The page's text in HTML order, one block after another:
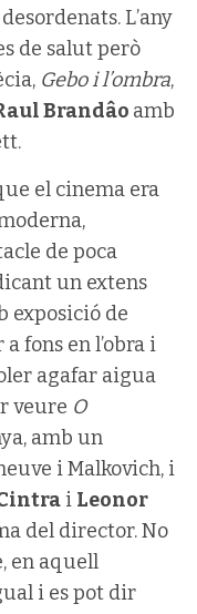
L’any
de salut però
Gebo i l’ombra,
Brandâo amb
el cinema era
de poca
un extens
exposició de
fons en l’obra i
agafar aigua
veure O
amb un
i Malkovich, i
i Leonor
del director. No
en aquell
i es pot dir